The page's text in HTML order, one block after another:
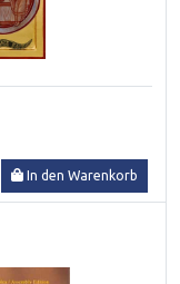
In den Warenkorb